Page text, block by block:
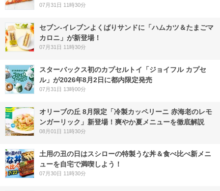
07月31日 11時30分
セブン‐イレブンよくばりサンドに「ハムカツ＆たまごマ
カロニ」が新登場！
07月31日 11時30分
スターバックス初のカプセルトイ「ジョイフル カプセ
ル」が2026年8月2日に都内限定発売
07月31日 13時00分
オリーブの丘 8月限定「冷製カッペリーニ 赤海老のレモ
ンガーリック」新登場！爽やか夏メニューを徹底解説
08月01日 11時30分
土用の丑の日はスシローの特製うな丼＆食べ比べ新メニ
ューを自宅で満喫しよう！
07月30日 11時30分